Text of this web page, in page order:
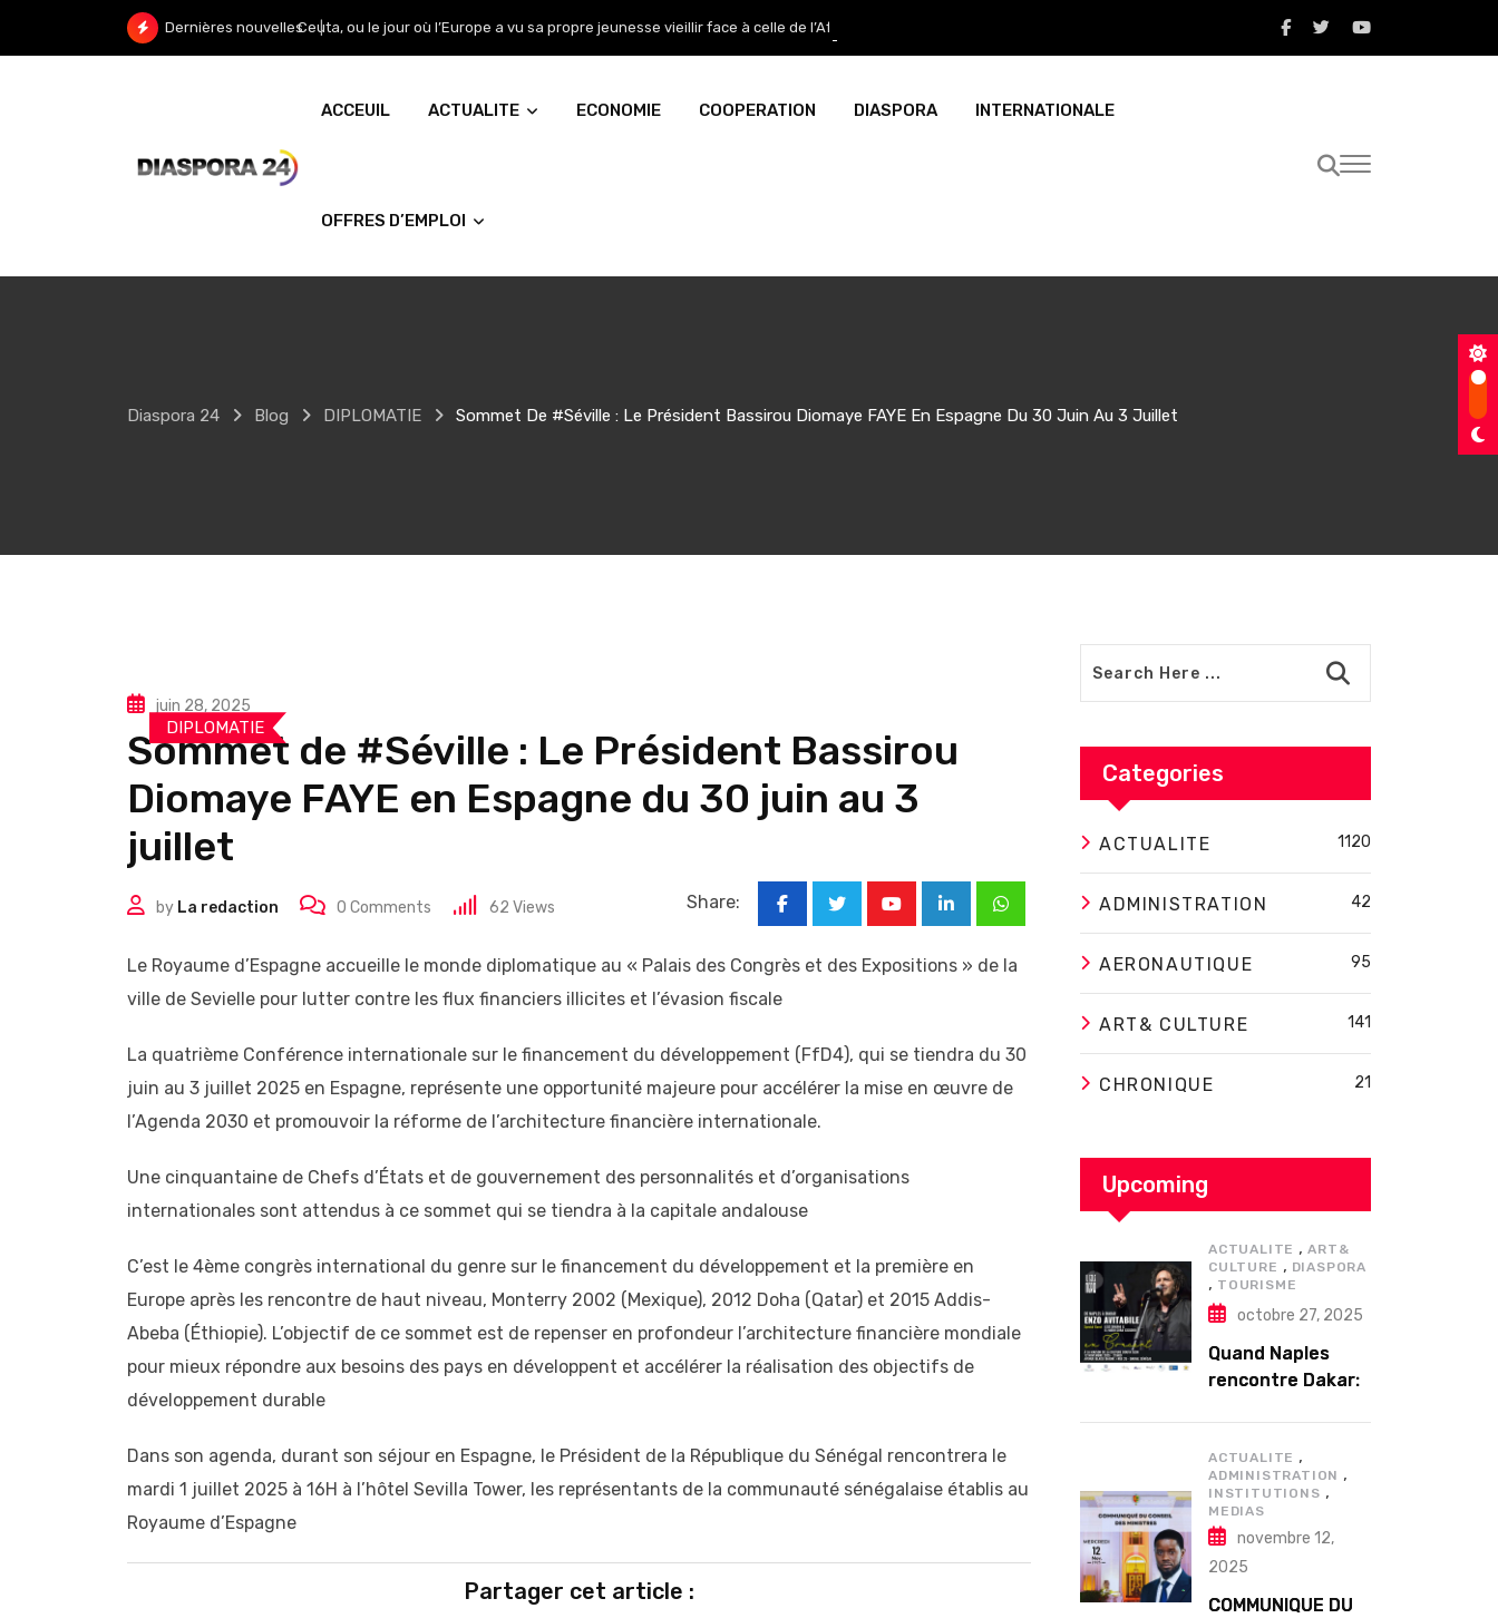
Dernières nouvellesCeuta, ou le jour où l’Europe a vu sa propre jeunesse vieillir face à celle de l’Afrique
ACCEUIL ACTUALITE ECONOMIE COOPERATION DIASPORA INTERNATIONALE
OFFRES D’EMPLOI
Diaspora 24 Blog DIPLOMATIE Sommet De #Séville : Le Président Bassirou Diomaye FAYE En Espagne Du 30 Juin Au 3 Juillet
DIPLOMATIE
juin 28, 2025
Sommet de #Séville : Le Président Bassirou
Diomaye FAYE en Espagne du 30 juin au 3
juillet
by La redaction 0 Comments 62 Views Share:
LinkedInWhatsapp
Le Royaume d’Espagne accueille le monde diplomatique au « Palais des Congrès et des Expositions » de la
ville de Sevielle pour lutter contre les flux financiers illicites et l’évasion fiscale
La quatrième Conférence internationale sur le financement du développement (FfD4), qui se tiendra du 30
juin au 3 juillet 2025 en Espagne, représente une opportunité majeure pour accélérer la mise en œuvre de
l’Agenda 2030 et promouvoir la réforme de l’architecture financière internationale.
Une cinquantaine de Chefs d’États et de gouvernement des personnalités et d’organisations
internationales sont attendus à ce sommet qui se tiendra à la capitale andalouse
C’est le 4ème congrès international du genre sur le financement du développement et la première en
Europe après les rencontre de haut niveau, Monterry 2002 (Mexique), 2012 Doha (Qatar) et 2015 Addis-
Abeba (Éthiopie). L’objectif de ce sommet est de repenser en profondeur l’architecture financière mondiale
pour mieux répondre aux besoins des pays en développent et accélérer la réalisation des objectifs de
développement durable
Dans son agenda, durant son séjour en Espagne, le Président de la République du Sénégal rencontrera le
mardi 1 juillet 2025 à 16H à l’hôtel Sevilla Tower, les représentants de la communauté sénégalaise établis au
Royaume d’Espagne
Partager cet article :
Categories
ACTUALITE 1120
ADMINISTRATION 42
AERONAUTIQUE 95
ART& CULTURE 141
CHRONIQUE 21
Upcoming
ACTUALITE ,ART&
CULTURE , DIASPORA
, TOURISME
octobre 27, 2025
Quand Naples
rencontre Dakar:
exceptionnel à
Douta Seck
ACTUALITE ,
ADMINISTRATION ,
INSTITUTIONS ,
MEDIAS
novembre 12,
2025
COMMUNIQUE DU